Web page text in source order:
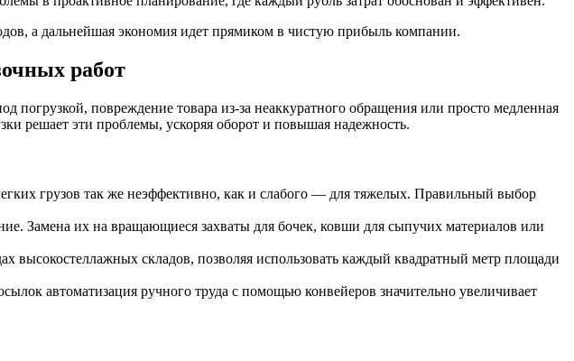
а дальнейшая экономия идет прямиком в чистую прибыль компании.
работ
погрузкой, повреждение товара из-за неаккуратного обращения или просто медленная
решает эти проблемы, ускоряя оборот и повышая надежность.
грузов так же неэффективно, как и слабого — для тяжелых. Правильный выбор
Замена их на вращающиеся захваты для бочек, ковши для сыпучих материалов или
высокостеллажных складов, позволяя использовать каждый квадратный метр площади
автоматизация ручного труда с помощью конвейеров значительно увеличивает